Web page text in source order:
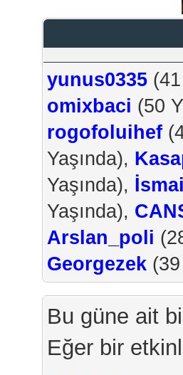
yunus0335
omixbaci (50
rogofoluihef
Yaşında),
Yaşında),
Yaşında),
Arslan_poli
Georgezek
Bu güne ait
Eğer bir